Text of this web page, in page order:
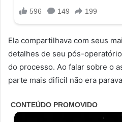
Ela compartilhava com seus
detalhes de seu pós-
do processo. Ao falar sobre o
parte mais difícil não era